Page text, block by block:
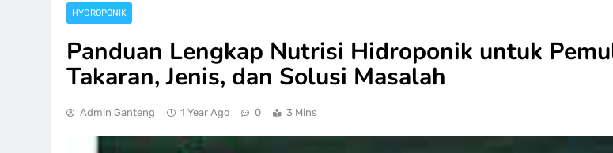
HYDROPONIK
Panduan Lengkap Nutrisi Hidroponik untuk
Takaran, Jenis, dan Solusi Masalah
Admin Ganteng 1 Year Ago 0 3 Mins